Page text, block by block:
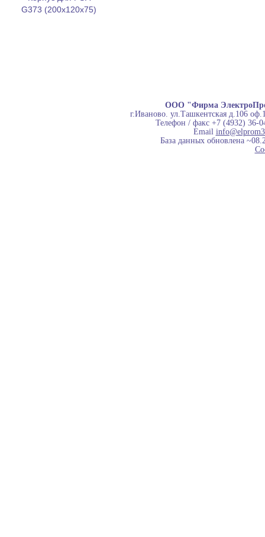
G373 (200x120x75)
ООО "Фирма
г.Иваново. ул.Ташкентская д.106
Телефон / факс +7 (4932) 36-
Email
База данных обновлена